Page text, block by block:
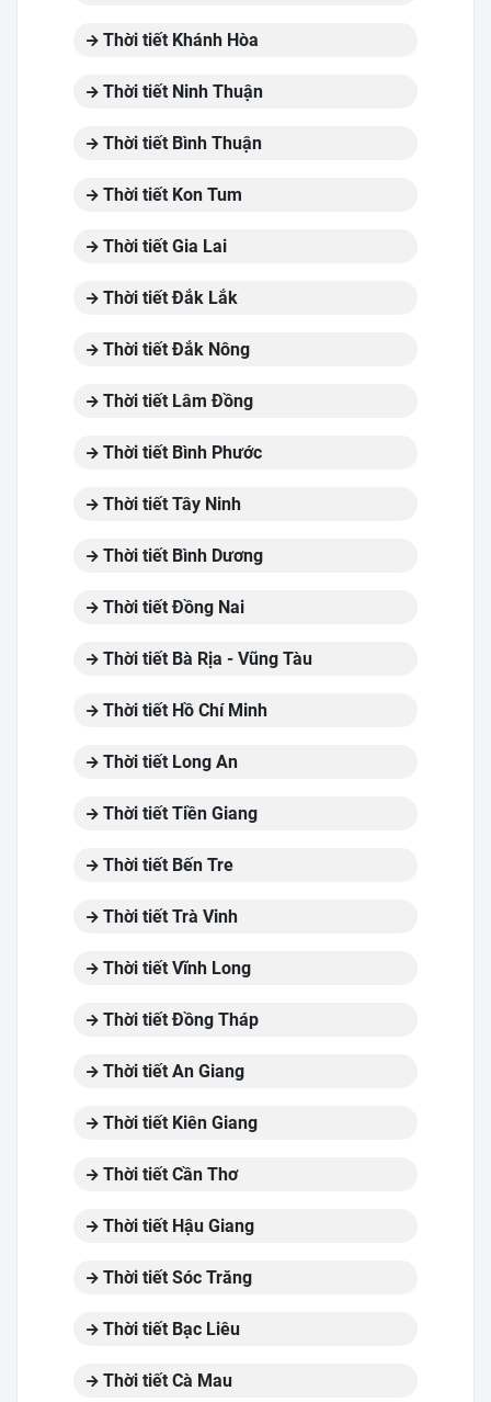
Thời tiết Khánh Hòa
Thời tiết Ninh Thuận
Thời tiết Bình Thuận
Thời tiết Kon Tum
Thời tiết Gia Lai
Thời tiết Đắk Lắk
Thời tiết Đắk Nông
Thời tiết Lâm Đồng
Thời tiết Bình Phước
Thời tiết Tây Ninh
Thời tiết Bình Dương
Thời tiết Đồng Nai
Thời tiết Bà Rịa - Vũng Tàu
Thời tiết Hồ Chí Minh
Thời tiết Long An
Thời tiết Tiền Giang
Thời tiết Bến Tre
Thời tiết Trà Vinh
Thời tiết Vĩnh Long
Thời tiết Đồng Tháp
Thời tiết An Giang
Thời tiết Kiên Giang
Thời tiết Cần Thơ
Thời tiết Hậu Giang
Thời tiết Sóc Trăng
Thời tiết Bạc Liêu
Thời tiết Cà Mau